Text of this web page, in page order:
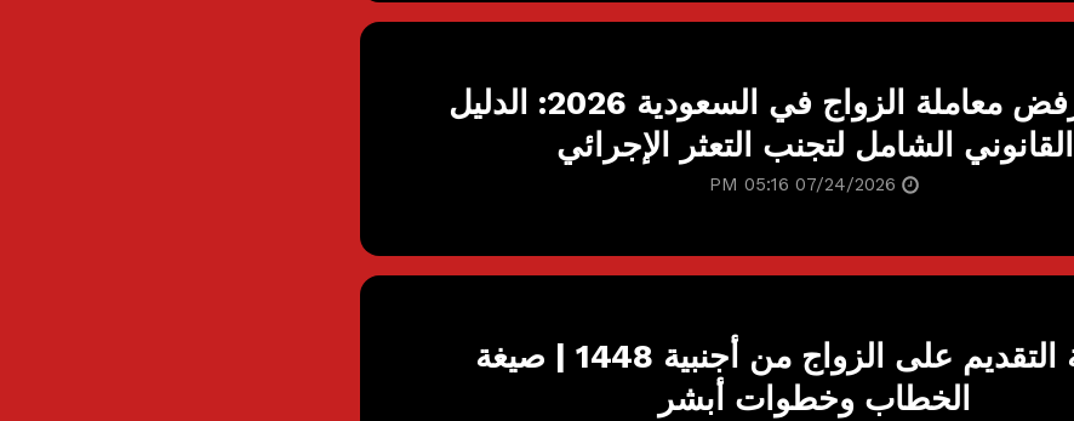
أسباب رفض معاملة الزواج في السعودية 2026: الدليل
القانوني الشامل لتجنب التعثر الإجرائي
طريقة التقديم على الزواج من أجنبية 1448 | صيغة
الخطاب وخطوات أبشر